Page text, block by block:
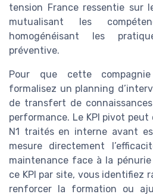
tension France ressentie sur
mutualisant les
homogénéisant les
préventive.
Pour que cette
formalisez un planning
de transfert de
performance. Le KPI pivot
N1 traités en interne avant
mesure directement
maintenance face à la
ce KPI par site, vous identifiez
renforcer la formation ou